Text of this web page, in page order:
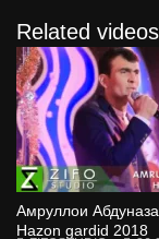
Related videos
Амруллои
Hazon gardid 2018